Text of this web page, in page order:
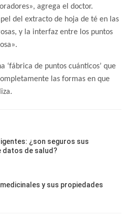
agrega el doctor.
del extracto de hoja de té en las
y la interfaz entre los puntos
‘fábrica de puntos cuánticos’ que
las formas en que
¿son seguros sus
datos de salud?
y sus propiedades